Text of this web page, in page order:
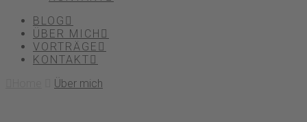
BLOG
ÜBER MICH
VORTRÄGE
KONTAKT
Über mich